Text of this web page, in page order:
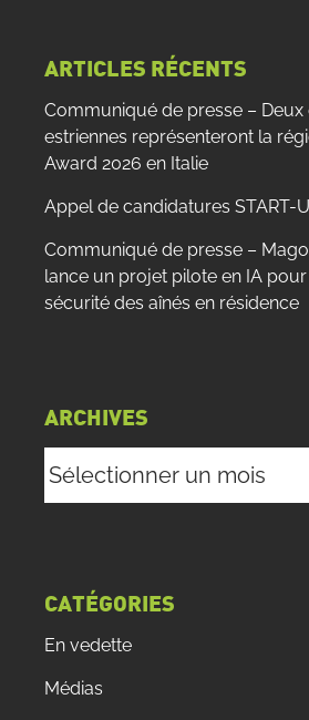
ARTICLES RÉCENTS
Communiqué de presse – Deux
estriennes représenteront la
Award 2026 en Italie
Appel de candidatures START-
Communiqué de presse –
lance un projet pilote en IA
sécurité des aînés en résidence
ARCHIVES
CATÉGORIES
En vedette
Médias